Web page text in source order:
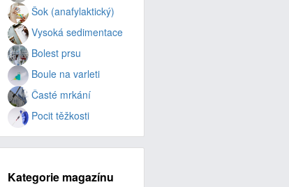
Šok (anafylaktický)
Vysoká sedimentace
Bolest prsu
Boule na varleti
Časté mrkání
Pocit těžkosti
Kategorie magazínu